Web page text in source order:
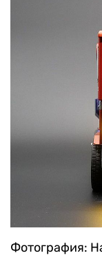
Фотография: